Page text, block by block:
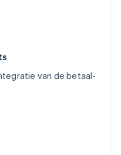
van de betaal-